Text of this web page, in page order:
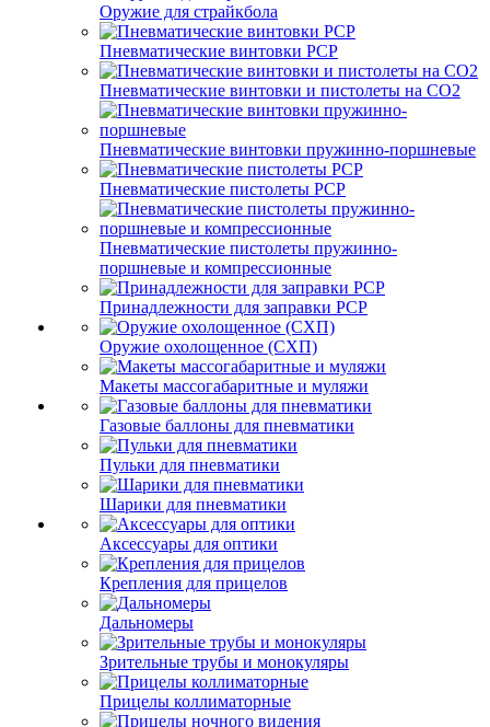
Оружие для страйкбола
Пневматические винтовки PCP
Пневматические винтовки и пистолеты на CO2
Пневматические винтовки пружинно-поршневые
Пневматические пистолеты PCP
Пневматические пистолеты пружинно-
поршневые и компрессионные
Принадлежности для заправки PCP
Оружие охолощенное (СХП)
Макеты массогабаритные и муляжи
Газовые баллоны для пневматики
Пульки для пневматики
Шарики для пневматики
Аксессуары для оптики
Крепления для прицелов
Дальномеры
Зрительные трубы и монокуляры
Прицелы коллиматорные